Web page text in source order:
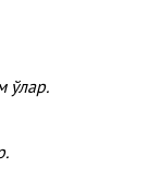
ўлар.